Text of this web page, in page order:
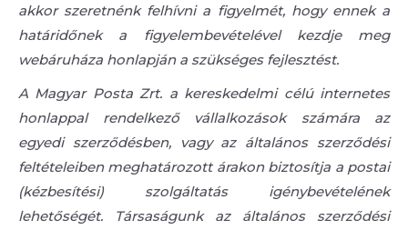
akkor szeretnénk felhívni a figyelmét, hogy ennek a
határidőnek a figyelembevételével kezdje meg
webáruháza honlapján a szükséges fejlesztést.
A Magyar Posta Zrt. a kereskedelmi célú internetes
honlappal rendelkező vállalkozások számára az
egyedi szerződésben, vagy az általános szerződési
feltételeiben meghatározott árakon biztosítja a postai
(kézbesítési) szolgáltatás igénybevételének
lehetőségét. Társaságunk az általános szerződési